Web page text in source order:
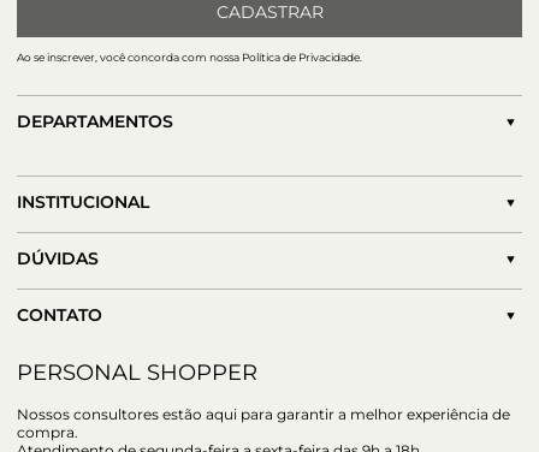
CADASTRAR
Ao se inscrever, você concorda com nossa Política de Privacidade.
DEPARTAMENTOS
INSTITUCIONAL
DÚVIDAS
CONTATO
PERSONAL SHOPPER
Nossos consultores estão aqui para garantir a melhor experiência de
compra.